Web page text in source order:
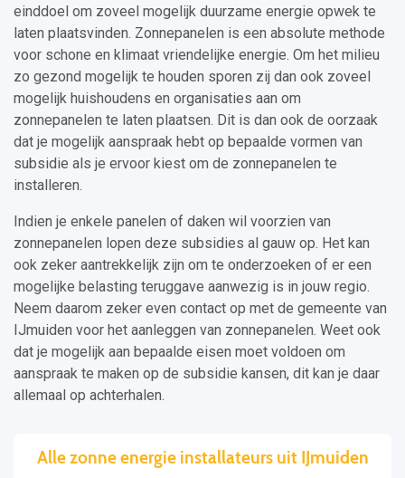
einddoel om zoveel mogelijk duurzame energie opwek te
laten plaatsvinden. Zonnepanelen is een absolute methode
voor schone en klimaat vriendelijke energie. Om het milieu
zo gezond mogelijk te houden sporen zij dan ook zoveel
mogelijk huishoudens en organisaties aan om
zonnepanelen te laten plaatsen. Dit is dan ook de oorzaak
dat je mogelijk aanspraak hebt op bepaalde vormen van
subsidie als je ervoor kiest om de zonnepanelen te
installeren.
Indien je enkele panelen of daken wil voorzien van
zonnepanelen lopen deze subsidies al gauw op. Het kan
ook zeker aantrekkelijk zijn om te onderzoeken of er een
mogelijke belasting teruggave aanwezig is in jouw regio.
Neem daarom zeker even contact op met de gemeente van
IJmuiden voor het aanleggen van zonnepanelen. Weet ook
dat je mogelijk aan bepaalde eisen moet voldoen om
aanspraak te maken op de subsidie kansen, dit kan je daar
allemaal op achterhalen.
Alle zonne energie installateurs uit IJmuiden